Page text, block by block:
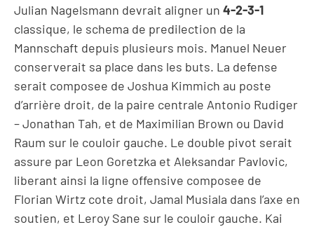
Julian Nagelsmann devrait aligner un 4-2-3-1
classique, le schema de predilection de la
Mannschaft depuis plusieurs mois. Manuel Neuer
conserverait sa place dans les buts. La defense
serait composee de Joshua Kimmich au poste
d’arrière droit, de la paire centrale Antonio Rudiger
– Jonathan Tah, et de Maximilian Brown ou David
Raum sur le couloir gauche. Le double pivot serait
assure par Leon Goretzka et Aleksandar Pavlovic,
liberant ainsi la ligne offensive composee de
Florian Wirtz cote droit, Jamal Musiala dans l’axe en
soutien, et Leroy Sane sur le couloir gauche. Kai